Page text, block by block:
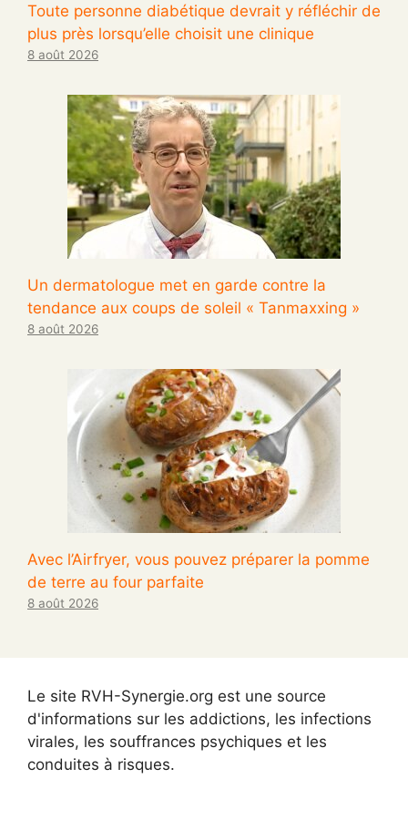
Toute personne diabétique devrait y réfléchir de
plus près lorsqu’elle choisit une clinique
8 août 2026
Un dermatologue met en garde contre la
tendance aux coups de soleil « Tanmaxxing »
8 août 2026
Avec l’Airfryer, vous pouvez préparer la pomme
de terre au four parfaite
8 août 2026
Le site RVH-Synergie.org est une source
d'informations sur les addictions, les infections
virales, les souffrances psychiques et les
conduites à risques.